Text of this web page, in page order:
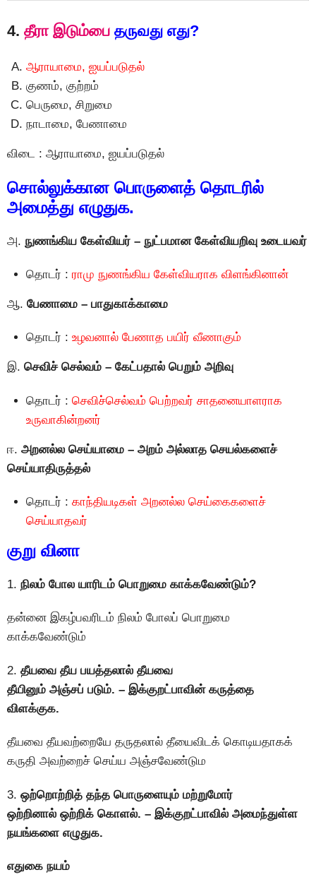
4. தீரா இடும்பை தருவது எது?
ஆராயாமை, ஐயப்படுதல்
குணம், குற்றம்
பெருமை, சிறுமை
நாடாமை, பேணாமை
விடை : ஆராயாமை, ஐயப்படுதல்
சொல்லுக்கான பொருளைத் தொடரில்
அமைத்து எழுதுக.
அ. நுணங்கிய கேள்வியர் – நுட்பமான கேள்வியறிவு உடையவர்
தொடர் : ராமு நுணங்கிய கேள்வியராக விளங்கினான்
ஆ. பேணாமை – பாதுகாக்காமை
தொடர் : உழவனால் பேணாத பயிர் வீணாகும்
இ. செவிச் செல்வம் – கேட்பதால் பெறும் அறிவு
தொடர் : செவிச்செல்வம் பெற்றவர் சாதனையாளராக
உருவாகின்றனர்
ஈ. அறனல்ல செய்யாமை – அறம் அல்லாத செயல்களைச்
செய்யாதிருத்தல்
தொடர் : காந்தியடிகள் அறனல்ல செய்கைகளைச்
செய்யாதவர்
குறு வினா
1. நிலம் போல யாரிடம் பொறுமை காக்கவேண்டும்?
தன்னை இகழ்பவரிடம் நிலம் போலப் பொறுமை
காக்கவேண்டும்
2. தீயவை தீய பயத்தலால் தீயவை
தீயினும் அஞ்சப் படும். – இக்குறட்பாவின் கருத்தை
விளக்குக.
தீயவை தீயவற்றையே தருதலால் தீயைவிடக் கொடியதாகக்
கருதி அவற்றைச் செய்ய அஞ்சவேண்டும
3. ஒற்றொற்றித் தந்த பொருளையும் மற்றுமோர்
ஒற்றினால் ஒற்றிக் கொளல். – இக்குறட்பாவில் அமைந்துள்ள
நயங்களை எழுதுக.
எதுகை நயம்